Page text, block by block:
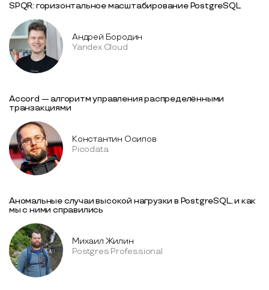
SPQR: горизонтальное масштабирование PostgreSQL
Андрей Бородин
Yandex Cloud
Accord — алгоритм управления распределёнными
транзакциями
Константин Осипов
Picodata
Аномальные случаи высокой нагрузки в PostgreSQL, и как
мы с ними справились
Михаил Жилин
Postgres Professional